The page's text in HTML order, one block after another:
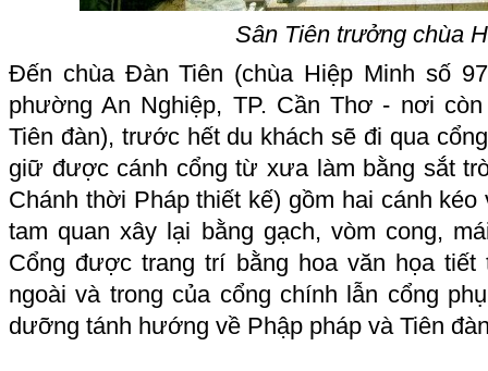
Sân Tiên trưởng chùa
Đến chùa Đàn Tiên (chùa Hiệp Minh số
phường An Nghiệp, TP. Cần Thơ - nơi
Tiên đàn), trước hết du khách sẽ đi qua
giữ được cánh cổng từ xưa làm bằng sắt
Chánh thời Pháp thiết kế) gồm hai cánh
tam quan xây lại bằng gạch, vòm cong,
Cổng được trang trí bằng hoa văn họa tiết
ngoài và trong của cổng chính lẫn cổng
dưỡng tánh hướng về Phập pháp và Tiên